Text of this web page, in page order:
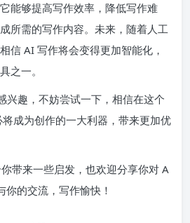
能够提高写作效率，降低写作难
所需的写作内容。未来，随着人工
信 AI 写作将会变得更加智能化，
之一。
兴趣，不妨尝试一下，相信在这个
成为创作的一大利器，带来更加优
带来一些启发，也欢迎分享你对 A
的交流，写作愉快！